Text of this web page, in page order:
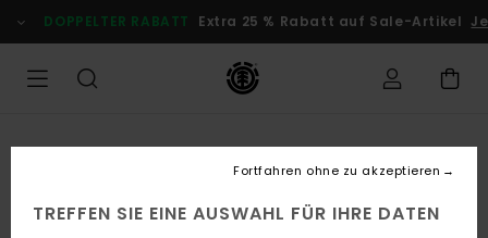
zur
Produktinformation
DOPPELTER RABATT Extra 25 % Rabatt auf Sale-Artikel
TREFFEN SIE EINE AUSWAHL FÜR IHRE DATEN
Fortfahren ohne zu akzeptieren